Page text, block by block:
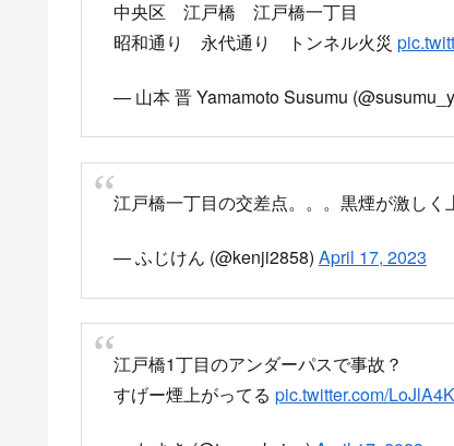
18時47分頃 東
爆発音や周辺
黒煙が上がっ
18時47分頃 東京都中央区
日本橋散歩してたら急に爆発音めっちゃ
pic.twitter.com/cnPgyJzUBl
— カワノ Hit Box｜Kawano